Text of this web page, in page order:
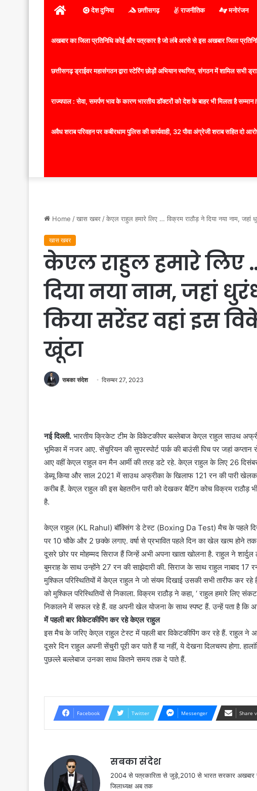
होम देश दुनिया छत्तीसगढ़ राजनीतिक मनोरंजन
अखबार का जिला प्रतिनिधि कोई और पत्रकार है जो लंबे अरसे से इस अखबार जिला
छत्तीसगढ़ ड्राईवर महासंगठन द्वारा स्टेरिंग छोड़ों अभियान स्थगित, संगठन में शामिल सभी
राज्यपाल : सेवा, समर्पण भाव के कारण भारतीय डॉक्टरों को देश के बाहर भी मिलता है
अवैध शराब परिवहन पर कबीरधाम पुलिस की कार्यवाही, 32 पौवा अंग्रेजी शराब सहित दो
Home /खास खबर /केएल राहुल हमारे लिए … विक्रम राठौड़ ने दिया नया नाम, जहां
खास खबर
केएल राहुल हमारे लिए
दिया नया नाम, जहां
किया सरेंडर वहां इस
खूंटा
सबका संदेश दिसम्बर 27, 2023
नई दिल्ली. भारतीय क्रिकेट टीम के विकेटकीपर बल्लेबाज केएल राहुल साउथ
भूमिका में नजर आए. सेंचुरियन की सुपरस्पोर्ट पार्क की बाउंसी पिच पर जहां
आए वहीं केएल राहुल वन मैन आर्मी की तरह डटे रहे. केएल राहुल के लिए 26
डेब्यू किया और साल 2021 में साउथ अफ्रीका के खिलाफ 121 रन की पारी
करीब हैं. केएल राहुल की इस बेहतरीन पारी को देखकर बैटिंग कोच विक्रम राठौड़
है.
केएल राहुल (KL Rahul) बॉक्सिंग डे टेस्ट (Boxing Da Test) मैच के पहले दिन
पर 10 चौके और 2 छक्के लगाए. वर्षा से प्रभावित पहले दिन का खेल खत्म होने
दूसरे छोर पर मोहम्मद सिराज हैं जिन्हें अभी अपना खाता खोलना है. राहुल ने
बुमराह के साथ उन्होंने 27 रन की साझेदारी की. सिराज के साथ राहुल नाबाद 17
मुश्किल परिस्थितियों में केएल राहुल ने जो संयम दिखाई उसकी सभी तारीफ कर
को मुश्किल परिस्थितियों से निकाला. विक्रम राठौड़ ने कहा, ‘ राहुल हमारे लिए
निकालने में सफल रहे हैं. वह अपनी खेल योजना के साथ स्पष्ट हैं. उन्हें पता है कि
में पहली बार विकेटकीपिंग कर रहे केएल राहुल
इस मैच के जरिए केएल राहुल टेस्ट में पहली बार विकेटकीपिंग कर रहे हैं. राहुल
दूसरे दिन राहुल अपनी सेंचुरी पूरी कर पाते हैं या नहीं, ये देखना दिलचस्प होगा.
पुछल्ले बल्लेबाज उनका साथ कितने समय तक दे पाते हैं.
Facebook Twitter Messenger Share
सबका संदेश
2004 से पत्रकारिता से जुड़े,2010 से भारत सरकार
जिलाध्यक्ष अब तक